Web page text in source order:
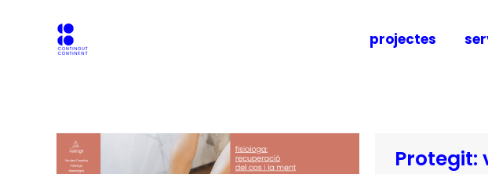
projectes
Protegit: